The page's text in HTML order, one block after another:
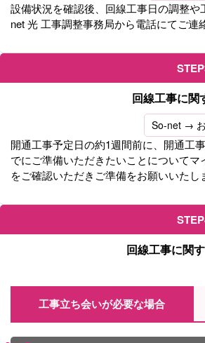
設備状況を確認後、回線工事日の調整
net 光 工事調整事務局から電話にてご連
回線工事に関
So-net →
開通工事予定日の約1週間前に、開通工
でにご準備いただきたいことについて
をご確認いただきご準備をお願いいたし
回線工事に関
工事立ち会いが必要な場合